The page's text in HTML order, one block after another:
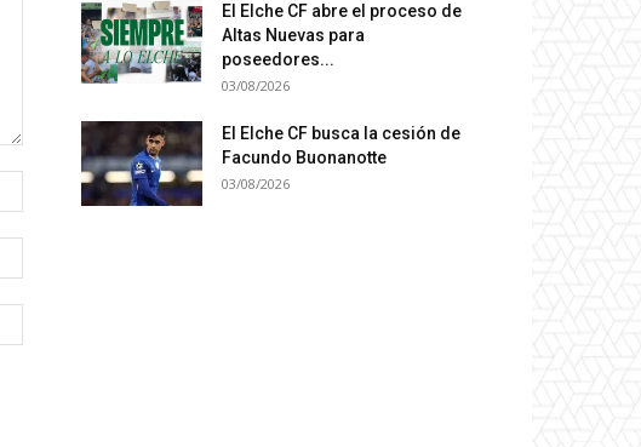
El Elche CF abre el proceso de
Altas Nuevas para
poseedores...
03/08/2026
El Elche CF busca la cesión de
Facundo Buonanotte
03/08/2026